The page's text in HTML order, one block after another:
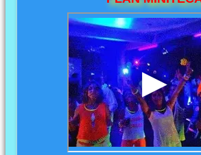
BANQUETES
MINITECAS
CONTACTO